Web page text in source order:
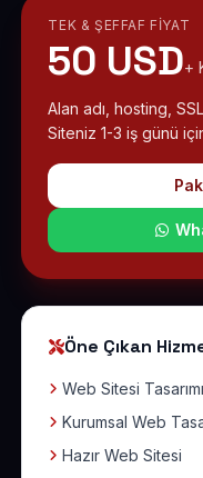
TEK & ŞEFFAF FIYAT
50 USD+
Alan adı, hosting,
Siteniz 1-3 iş günü
Öne Çıkan
Web Sitesi Tasarımı
Kurumsal Web
Hazır Web Sitesi